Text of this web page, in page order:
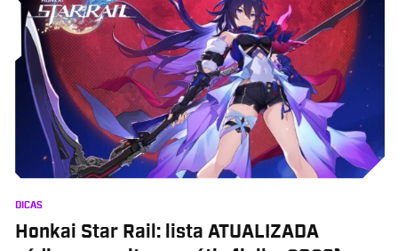
DICAS
Honkai Star Rail: lista ATUALIZADA